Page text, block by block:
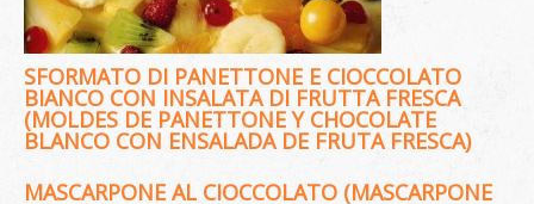
SFORMATO DI PANETTONE E CIOCCOLATO
BIANCO CON INSALATA DI FRUTTA FRESCA
(MOLDES DE PANETTONE Y CHOCOLATE
BLANCO CON ENSALADA DE FRUTA FRESCA)
MASCARPONE AL CIOCCOLATO (MASCARPONE